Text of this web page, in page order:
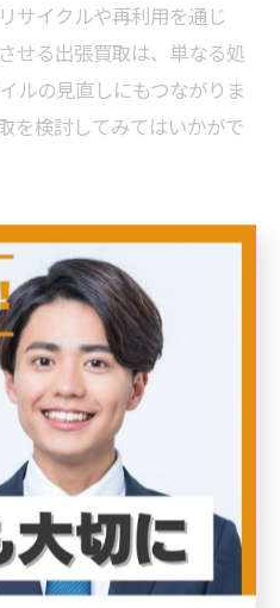
サイクルや再利用を通じ
せる出張買取は、単なる処
ルの見直しにもつながりま
を検討してみてはいかがで
テムが新たなオーナー
用な品物を査定し、現金化
専門の業者が自宅に訪問
評価し、その場で買取の手
スは非常にスムーズで、移
方にも最適です。また、出
なる不要品が新しいオーナ
もなります。捨てるのでは